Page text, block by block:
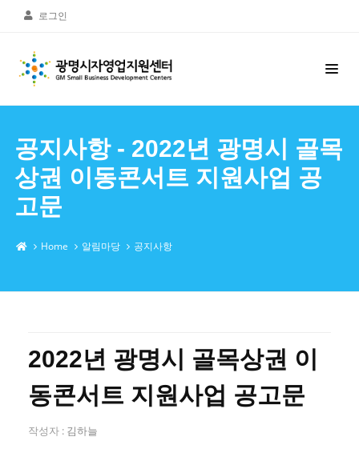
로그인
공지사항 - 2022년 광명시 골목
상권 이동콘서트 지원사업 공
고문
Home 알림마당 공지사항
2022년 광명시 골목상권 이
동콘서트 지원사업 공고문
작성자 : 김하늘